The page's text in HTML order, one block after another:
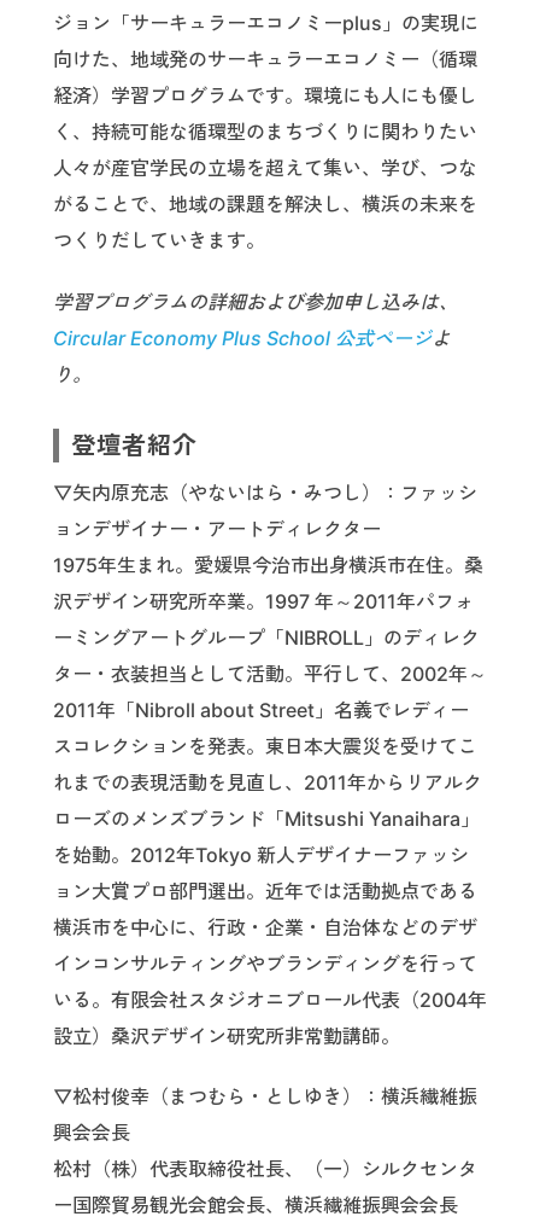
ジョン「サーキュラーエコノミーplus」の実現に
向けた、地域発のサーキュラーエコノミー（循環
経済）学習プログラムです。環境にも人にも優し
く、持続可能な循環型のまちづくりに関わりたい
人々が産官学民の立場を超えて集い、学び、つな
がることで、地域の課題を解決し、横浜の未来を
つくりだしていきます。
学習プログラムの詳細および参加申し込みは、
Circular Economy Plus School 公式ページよ
り。
登壇者紹介
▽矢内原充志（やないはら・みつし）：ファッシ
ョンデザイナー・アートディレクター
1975年生まれ。愛媛県今治市出身横浜市在住。桑
沢デザイン研究所卒業。1997 年～2011年パフォ
ーミングアートグループ「NIBROLL」のディレク
ター・衣装担当として活動。平行して、2002年～
2011年「Nibroll about Street」名義でレディー
スコレクションを発表。東日本大震災を受けてこ
れまでの表現活動を見直し、2011年からリアルク
ローズのメンズブランド「Mitsushi Yanaihara」
を始動。2012年Tokyo 新人デザイナーファッシ
ョン大賞プロ部門選出。近年では活動拠点である
横浜市を中心に、行政・企業・自治体などのデザ
インコンサルティングやブランディングを行って
いる。有限会社スタジオニブロール代表（2004年
設立）桑沢デザイン研究所非常勤講師。
▽松村俊幸（まつむら・としゆき）：横浜繊維振
興会会長
松村（株）代表取締役社長、（一）シルクセンタ
ー国際貿易観光会館会長、横浜繊維振興会会長